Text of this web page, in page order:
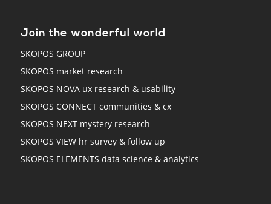
Join the wonderful world
SKOPOS GROUP
SKOPOS market research
SKOPOS NOVA ux research & usability
SKOPOS CONNECT communities & cx
SKOPOS NEXT mystery research
SKOPOS VIEW hr survey & follow up
SKOPOS ELEMENTS data science & analytics